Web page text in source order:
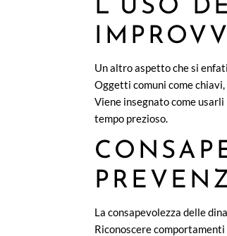
L’USO
Un altro aspetto che si
Oggetti comuni come
Viene insegnato come
tempo prezioso.
La consapevolezza delle
Riconoscere